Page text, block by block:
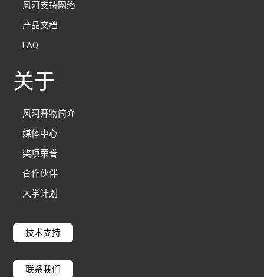
风河支持网络
产品文档
FAQ
关于
风河开物简介
媒体中心
奖项荣誉
合作伙伴
大学计划
技术支持
联系我们